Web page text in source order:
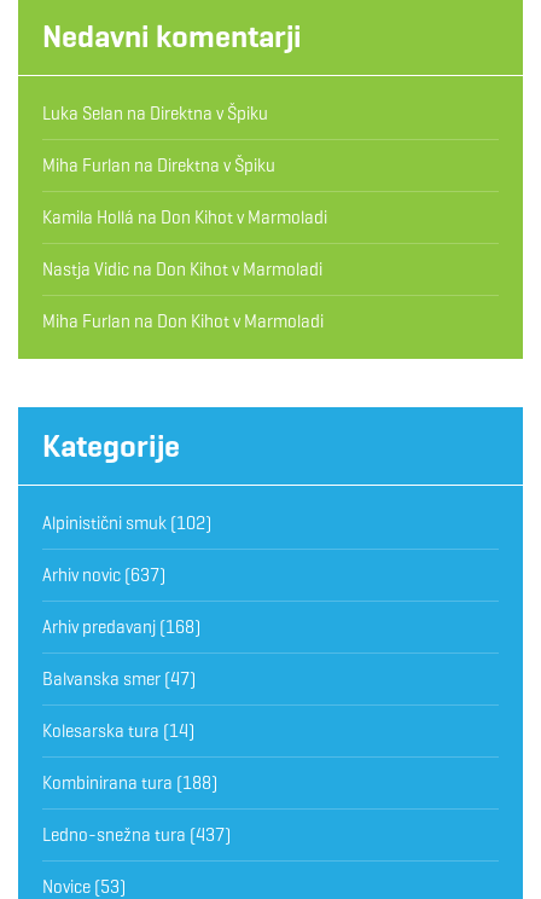
Nedavni komentarji
Luka Selan na Direktna v Špiku
Miha Furlan na Direktna v Špiku
Kamila Hollá na Don Kihot v Marmoladi
Nastja Vidic na Don Kihot v Marmoladi
Miha Furlan na Don Kihot v Marmoladi
Kategorije
Alpinistični smuk (102)
Arhiv novic (637)
Arhiv predavanj (168)
Balvanska smer (47)
Kolesarska tura (14)
Kombinirana tura (188)
Ledno-snežna tura (437)
Novice (53)